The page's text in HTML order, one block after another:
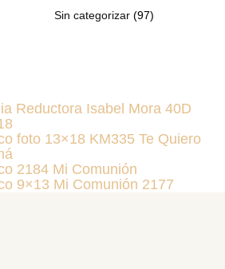
Sin categorizar (97)
Reductora Isabel Mora 40D
foto 13×18 KM335 Te Quiero
2184 Mi Comunión
9×13 Mi Comunión 2177